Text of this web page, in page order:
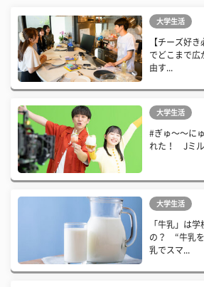
大学生活
【チーズ好
でどこまで広
由す...
大学生活
#ぎゅ〜〜に
れた！ Jミ
大学生活
「牛乳」は
の？ “牛乳
乳でスマ...